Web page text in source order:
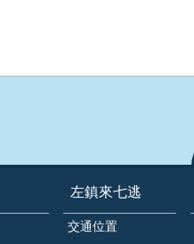
左鎮來七逃
交通位置